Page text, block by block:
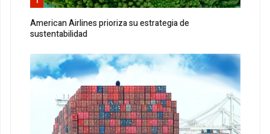
American Airlines prioriza su estrategia de
sustentabilidad